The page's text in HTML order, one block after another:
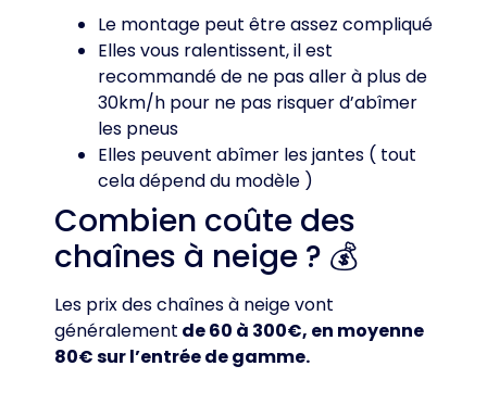
Le montage peut être assez compliqué
Elles vous ralentissent, il est
recommandé de ne pas aller à plus de
30km/h pour ne pas risquer d’abîmer
les pneus
Elles peuvent abîmer les jantes ( tout
cela dépend du modèle )
Combien coûte des
chaînes à neige ? 💰
Les prix des chaînes à neige vont
généralement de 60 à 300€, en moyenne
80€ sur l’entrée de gamme.